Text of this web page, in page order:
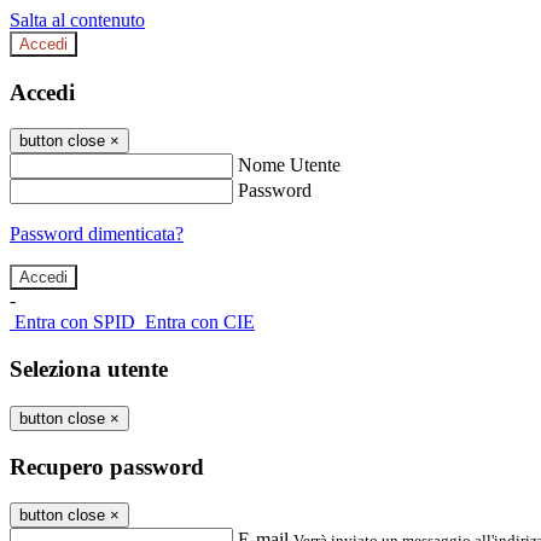
Salta al contenuto
Accedi
Accedi
button close ×
Nome Utente
Password
Password dimenticata?
-
Entra con SPID Entra con CIE
Seleziona utente
button close ×
Recupero password
button close ×